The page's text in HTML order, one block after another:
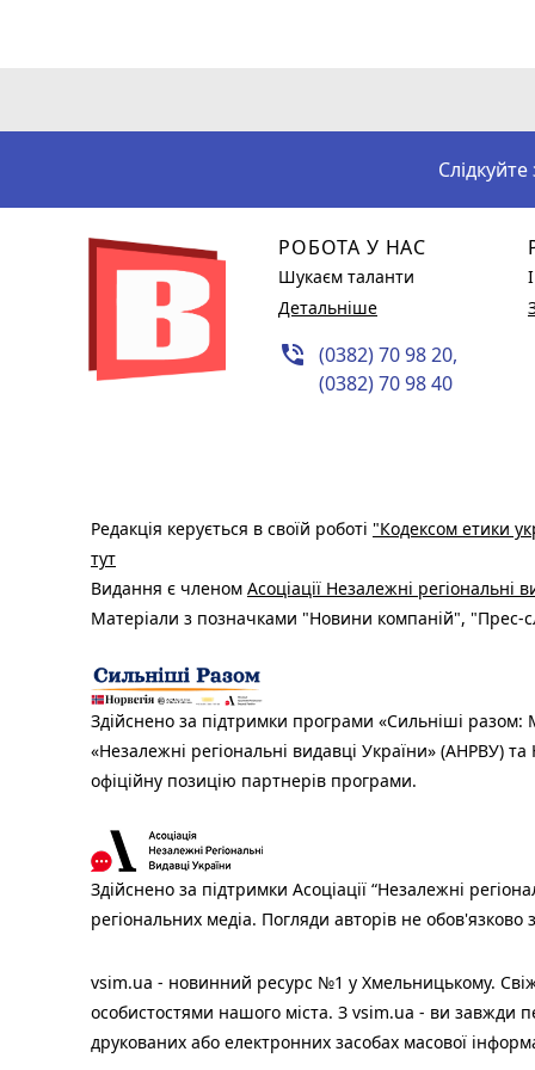
РОБОТА У НАС
Шукаєм таланти
Детальніше
phone_in_talk (0382) 70 98 20,
(0382) 70 98 40
Редакція керується в своїй роботі "Кодексом етики
тут
Видання є членом Асоціації Незалежні регіональні
Матеріали з позначками "Новини компаній", "Прес-
Здійснено за підтримки програми «Сильніші разом:
«Незалежні регіональні видавці України» (АНРВУ)
офіційну позицію партнерів програми.
Здійснено за підтримки Асоціації “Незалежні
регіональних медіа. Погляди авторів не
vsim.ua - новинний ресурс №1 у Хмельницькому.
особистостями нашого міста. З vsim.ua - ви завжди
друкованих або електронних засобах масової